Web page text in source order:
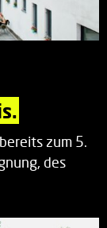
zum 5.
des